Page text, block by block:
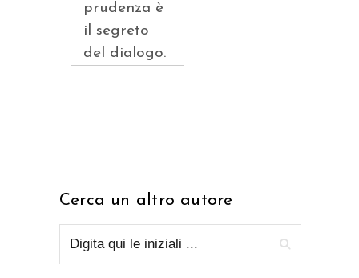
prudenza è
il segreto
del dialogo.
Cerca un altro autore